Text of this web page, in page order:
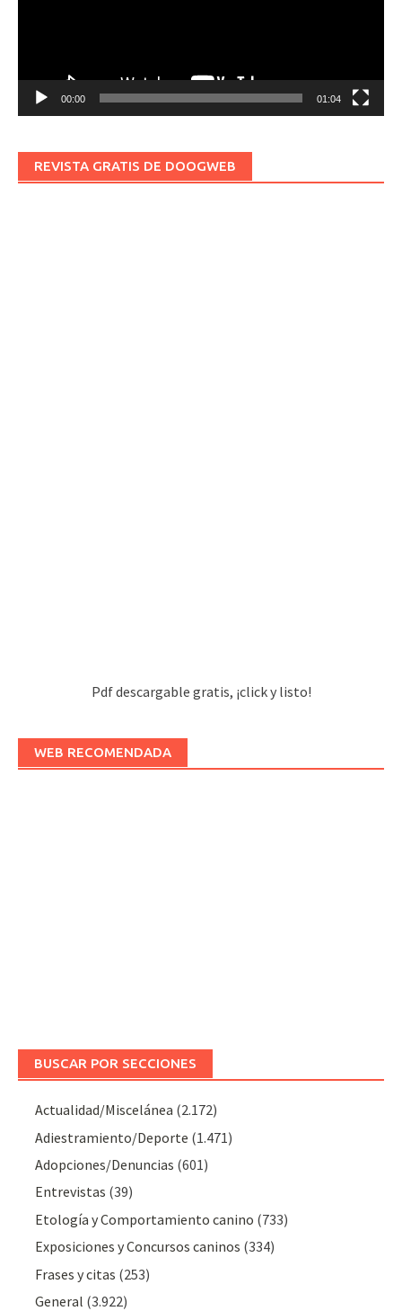
00:00 01:04
REVISTA GRATIS DE DOOGWEB
Pdf descargable gratis, ¡click y listo!
WEB RECOMENDADA
BUSCAR POR SECCIONES
Actualidad/Miscelánea (2.172)
Adiestramiento/Deporte (1.471)
Adopciones/Denuncias (601)
Entrevistas (39)
Etología y Comportamiento canino (733)
Exposiciones y Concursos caninos (334)
Frases y citas (253)
General (3.922)